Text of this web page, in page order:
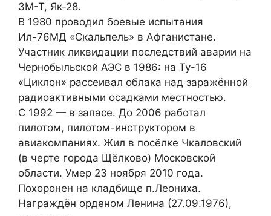
3М-Т, Як-28.
В 1980 проводил боевые испытания
Ил-76МД «Скальпель» в Афганистане.
Участник ликвидации последствий аварии на
Чернобыльской АЭС в 1986: на Ту-16
«Циклон» рассеивал облака над заражённой
радиоактивными осадками местностью.
С 1992 — в запасе. До 2006 работал
пилотом, пилотом-инструктором в
авиакомпаниях. Жил в посёлке Чкаловский
(в черте города Щёлково) Московской
области. Умер 23 ноября 2010 года.
Похоронен на кладбище п.Леониха.
Награждён орденом Ленина (27.09.1976),